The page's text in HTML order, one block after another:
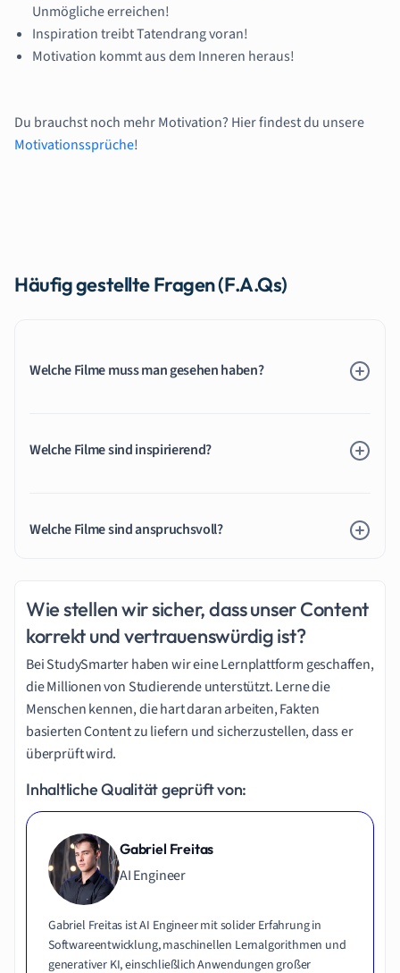
Unmögliche erreichen!
Inspiration treibt Tatendrang voran!
Motivation kommt aus dem Inneren heraus!
Du brauchst noch mehr Motivation? Hier findest du unsere
Motivationssprüche!
Häufig gestellte Fragen (F.A.Qs)
Welche Filme muss man gesehen haben?
Welche Filme sind inspirierend?
Welche Filme sind anspruchsvoll?
Wie stellen wir sicher, dass unser Content
korrekt und vertrauenswürdig ist?
Bei StudySmarter haben wir eine Lernplattform geschaffen,
die Millionen von Studierende unterstützt. Lerne die
Menschen kennen, die hart daran arbeiten, Fakten
basierten Content zu liefern und sicherzustellen, dass er
überprüft wird.
Inhaltliche Qualität geprüft von:
Gabriel Freitas
AI Engineer
Gabriel Freitas ist AI Engineer mit solider Erfahrung in
Softwareentwicklung, maschinellen Lernalgorithmen und
generativer KI, einschließlich Anwendungen großer